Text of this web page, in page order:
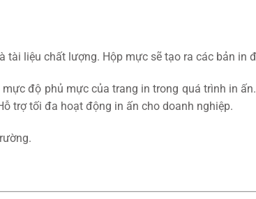
liệu chất lượng. Hộp mực sẽ tạo ra các bản in
độ phủ mực của trang in trong quá trình in
trợ tối đa hoạt động in ấn cho doanh nghiệp.